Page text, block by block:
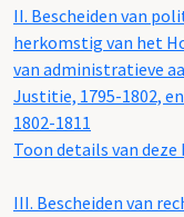
II. Bescheiden van
herkomstig van het
van administratieve
Justitie, 1795-1802,
1802-1811
Toon details van
III. Bescheiden van